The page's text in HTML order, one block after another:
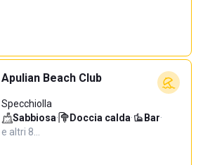
Apulian Beach Club
Specchiolla
Sabbiosa· Doccia calda· Bar·
e altri 8…